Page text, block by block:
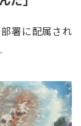
署に配属され